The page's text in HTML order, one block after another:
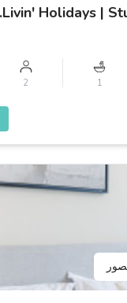
Livin' Holidays |
1
2